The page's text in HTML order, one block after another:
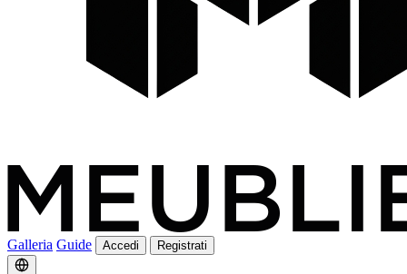
Galleria Guide Accedi Registrati